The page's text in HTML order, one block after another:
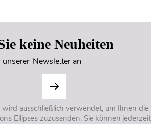
keine Neuheiten
unseren Newsletter an
ausschließlich verwendet, um Ihnen die
Ellipses zuzusenden. Sie können jederzeit